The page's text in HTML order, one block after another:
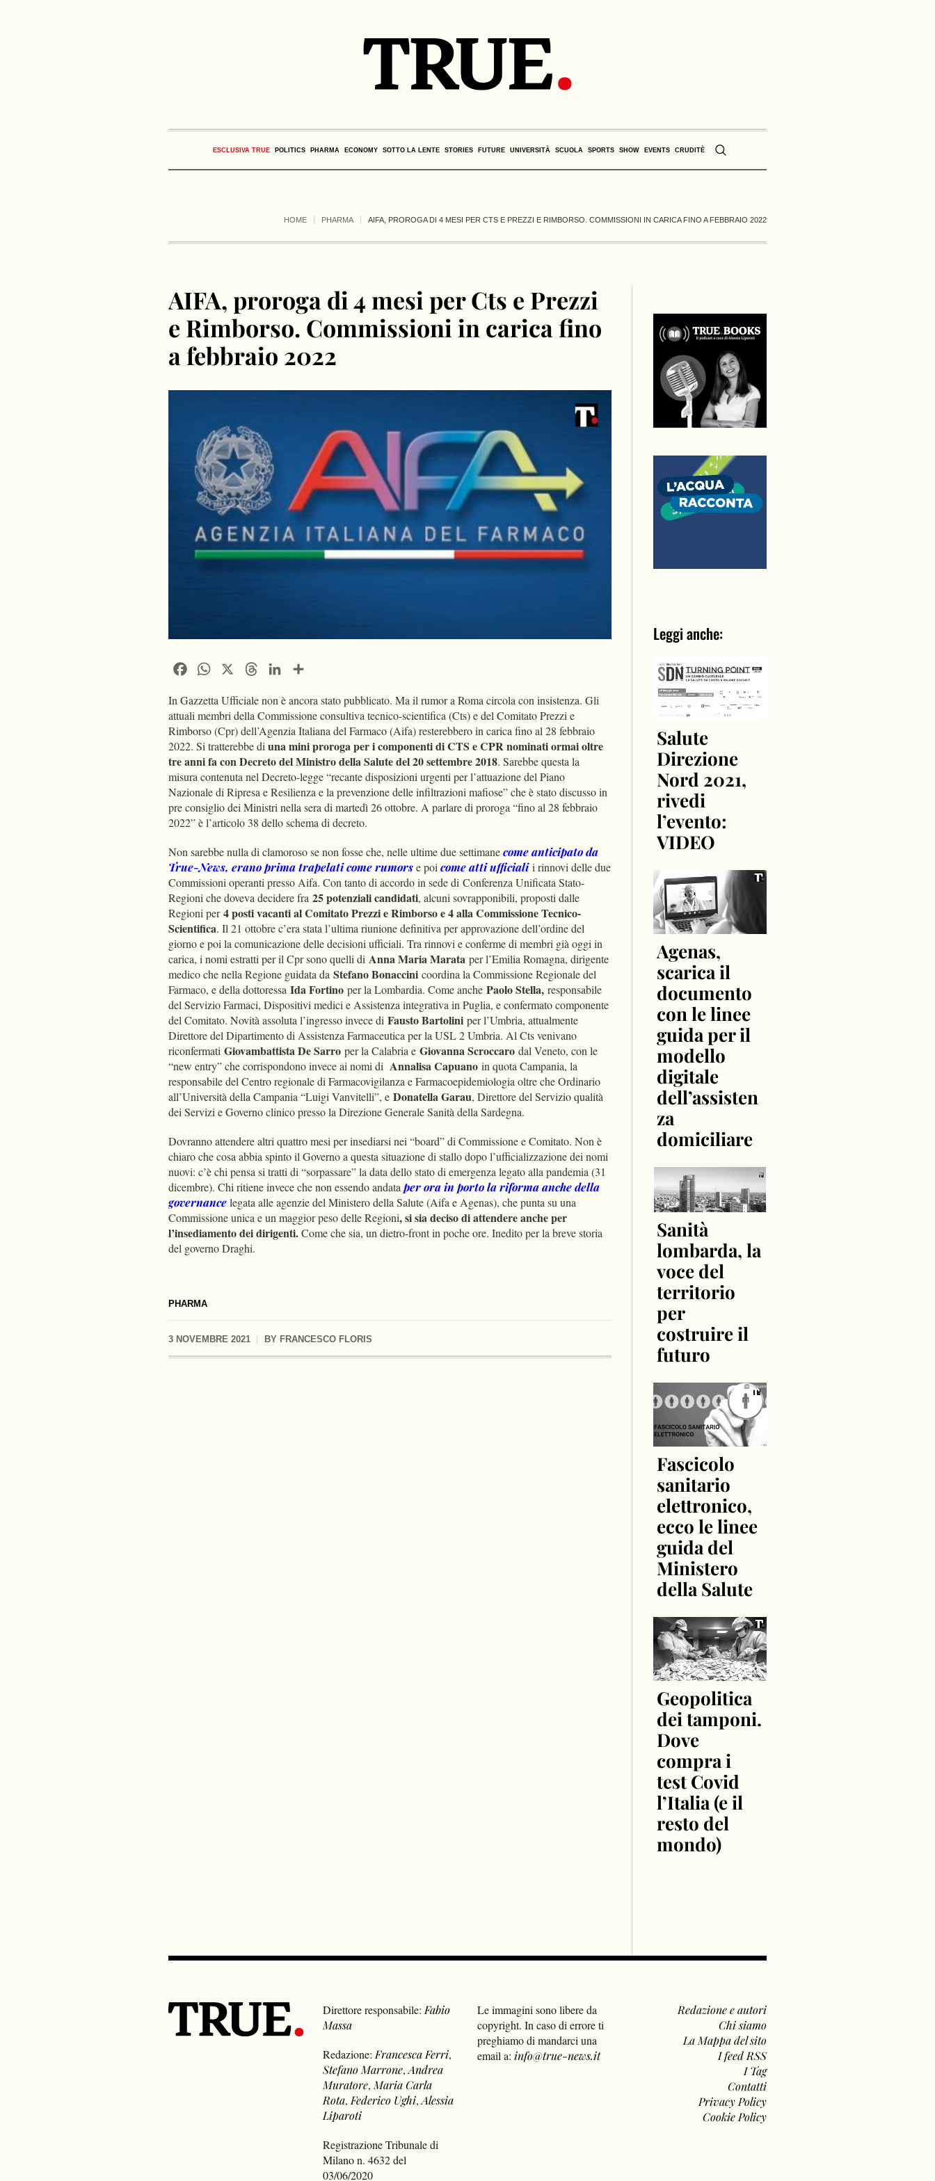
ESCLUSIVA TRUE POLITICS PHARMA ECONOMY SOTTO LA LENTE STORIES FUTURE UNIVERSITÀ SCUOLA SPORTS SHOW EVENTS CRUDITÈ
HOME PHARMA AIFA, PROROGA DI 4 MESI PER CTS E PREZZI E RIMBORSO. COMMISSIONI IN CARICA FINO A FEBBRAIO 2022
PHARMA
AIFA, proroga di 4 mesi per Cts e Prezzi
e Rimborso. Commissioni in carica fino
a febbraio 2022
3 NOVEMBRE 2021 BY FRANCESCO FLORIS
FacebookWhatsApp ThreadsLinkedIn
In Gazzetta Ufficiale non è ancora stato pubblicato. Ma il rumor a Roma circola con insistenza. Gli
attuali membri della Commissione consultiva tecnico-scientifica (Cts) e del Comitato Prezzi e
Rimborso (Cpr) dell’Agenzia Italiana del Farmaco (Aifa) resterebbero in carica fino al 28 febbraio
2022. Si tratterebbe diuna mini proroga per i componenti di CTS e CPR nominati ormai oltre
tre anni fa con Decreto del Ministro della Salute del 20 settembre 2018. Sarebbe questa la
misura contenuta nel Decreto-legge “recante disposizioni urgenti per l’attuazione del Piano
Nazionale di Ripresa e Resilienza e la prevenzione delle infiltrazioni mafiose” che è stato discusso in
pre consiglio dei Ministri nella sera di martedì 26 ottobre. A parlare di proroga “fino al 28 febbraio
2022” è l’articolo 38 dello schema di decreto.
Non sarebbe nulla di clamoroso se non fosse che, nelle ultime due settimanecome anticipato da
True-News, erano prima trapelati come rumorse poicome atti ufficialii rinnovi delle due
Commissioni operanti presso Aifa. Con tanto di accordo in sede di Conferenza Unificata Stato-
Regioni che doveva decidere fra 25 potenziali candidati, alcuni sovrapponibili, proposti dalle
Regioni per4 posti vacanti al Comitato Prezzi e Rimborso e 4 alla Commissione Tecnico-
Scientifica. Il 21 ottobre c’era stata l’ultima riunione definitiva per approvazione dell’ordine del
giorno e poi la comunicazione delle decisioni ufficiali. Tra rinnovi e conferme di membri già oggi in
carica, i nomi estratti per il Cpr sono quelli di Anna Maria Marata per l’Emilia Romagna, dirigente
medico che nella Regione guidata da Stefano Bonaccini coordina la Commissione Regionale del
Farmaco, e della dottoressa Ida Fortino per la Lombardia. Come anche Paolo Stella, responsabile
del Servizio Farmaci, Dispositivi medici e Assistenza integrativa in Puglia, e confermato componente
del Comitato. Novità assoluta l’ingresso invece di Fausto Bartolini per l’Umbria, attualmente
Direttore del Dipartimento di Assistenza Farmaceutica per la USL 2 Umbria. Al Cts venivano
riconfermati Giovambattista De Sarro per la Calabria e Giovanna Scroccaro dal Veneto, con le
“new entry” che corrispondono invece ai nomi di Annalisa Capuano in quota Campania, la
responsabile del Centro regionale di Farmacovigilanza e Farmacoepidemiologia oltre che Ordinario
all’Università della Campania “Luigi Vanvitelli”, e Donatella Garau, Direttore del Servizio qualità
dei Servizi e Governo clinico presso la Direzione Generale Sanità della Sardegna.
Dovranno attendere altri quattro mesi per insediarsi nei “board” di Commissione e Comitato. Non è
chiaro che cosa abbia spinto il Governo a questa situazione di stallo dopo l’ufficializzazione dei nomi
nuovi: c’è chi pensa si tratti di “sorpassare” la data dello stato di emergenza legato alla pandemia (31
dicembre). Chi ritiene invece che non essendo andataper ora in porto la riforma anche della
governancelegata alle agenzie del Ministero della Salute (Aifa e Agenas), che punta su una
Commissione unica e un maggior peso delle Regioni, si sia deciso di attendere anche per
l’insediamento dei dirigenti.Come che sia, un dietro-front in poche ore. Inedito per la breve storia
del governo Draghi.
Leggi anche:
Salute
Direzione
Nord 2021,
rivedi
l’evento:
VIDEO
Agenas,
scarica il
documento
con le linee
guida per il
modello
digitale
dell’assisten
za
domiciliare
Sanità
lombarda, la
voce del
territorio
per
costruire il
futuro
Fascicolo
sanitario
elettronico,
ecco le linee
guida del
Ministero
della Salute
Geopolitica
dei tamponi.
Dove
compra i
test Covid
l’Italia (e il
resto del
mondo)
Direttore responsabile: Fabio
Massa
Redazione: Francesca Ferri,
Stefano Marrone,Andrea
Muratore, Maria Carla
Rota, Federico Ughi,Alessia
Liparoti
Registrazione Tribunale di
Milano n. 4632 del
03/06/2020
Le immagini sono libere da
copyright. In caso di errore ti
preghiamo di mandarci una
email a: info@true-news.it
Redazione e autori
Chi siamo
La Mappa del sito
I feed RSS
I Tag
Contatti
Privacy Policy
Cookie Policy